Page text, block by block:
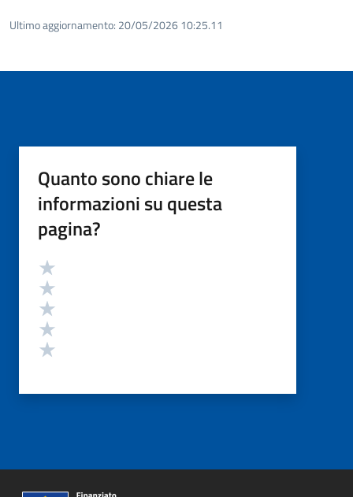
Ultimo aggiornamento: 20/05/2026 10:25.11
Quanto sono chiare le
informazioni su questa
pagina?
Valutazione